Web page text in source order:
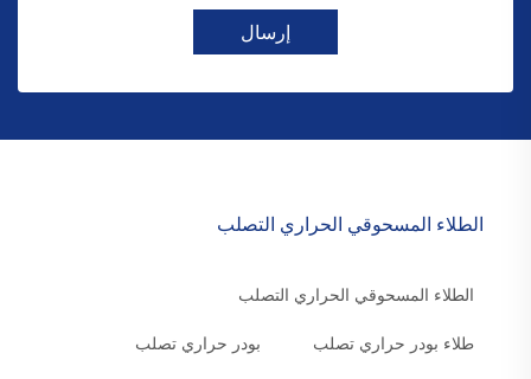
إرسال
الطلاء المسحوقي الحراري التصلب
الطلاء المسحوقي الحراري التصلب
طلاء بودر حراري تصلب بودر حراري تصلب